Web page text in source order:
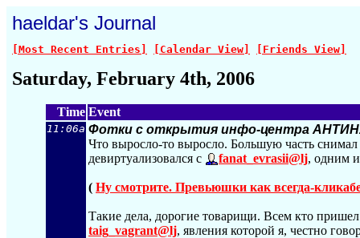
haeldar's Journal
[Most Recent Entries] [Calendar View] [Friends View]
Saturday, February 4th, 2006
Time Event
11:06a Фотки с открытия инфо-центра
Что выросло-то выросло. Большую часть
девиртуализовался с
fanat_evrasii@lj, одним
( Ну смотрите. Превьюшки как всегда-
Такие дела, дорогие товарищи. Всем кто
taig_vagrant@lj, явления которой я, честно